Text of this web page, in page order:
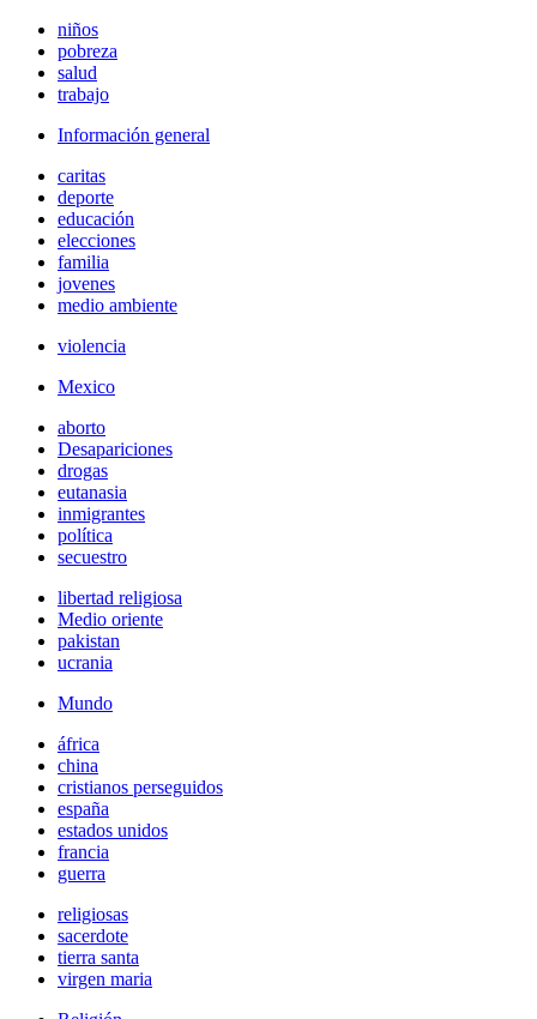
niños
pobreza
salud
trabajo
Información general
caritas
deporte
educación
elecciones
familia
jovenes
medio ambiente
violencia
Mexico
aborto
Desapariciones
drogas
eutanasia
inmigrantes
política
secuestro
libertad religiosa
Medio oriente
pakistan
ucrania
Mundo
áfrica
china
cristianos perseguidos
españa
estados unidos
francia
guerra
religiosas
sacerdote
tierra santa
virgen maria